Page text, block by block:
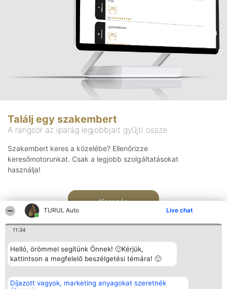
TURUL Auto Live chat
11:34
Helló, örömmel segítünk Önnek! 🙂Kérjük,
kattintson a megfelelő beszélgetési témára! 🙂
Díjazott vagyok, marketing anyagokat szeretnék
Találj egy szakembert
A rangsor az iparág legjobbjait gyűjti össze
Szakembert keres a közelébe? Ellenőrizze
keresőmotorunkat. Csak a legjobb szolgáltatásokat
használja!
Keresés
Rangsorszervező
SC Beautiful Company S.R.L.
Népszavazás
Nyertesek
Elérhetőség
Elérhetőség